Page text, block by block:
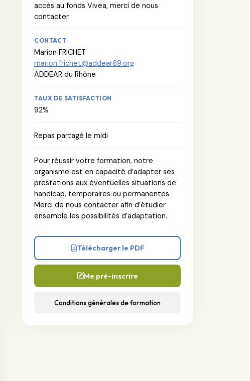
accès au fonds Vivea, merci de nous
contacter
CONTACT
Marion FRICHET
marion.frichet@addear69.org
ADDEAR du Rhône
TAUX DE SATISFACTION
92%
Repas partagé le midi
Pour réussir votre formation, notre
organisme est en capacité d’adapter ses
prestations aux éventuelles situations de
handicap, temporaires ou permanentes.
Merci de nous contacter afin d’étudier
ensemble les possibilités d’adaptation.
Télécharger le PDF
Me pré-inscrire
Conditions générales de formation